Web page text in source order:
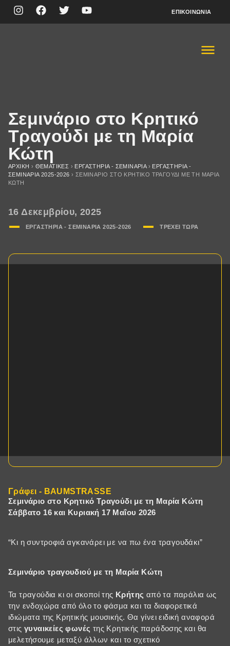
ΕΠΙΚΟΙΝΩΝΊΑ
Σεμινάριο στο Κρητικό
Τραγούδι με τη Μαρία
Κώτη
ΑΡΧΙΚΉ › ΘΕΜΑΤΙΚΈΣ › ΕΡΓΑΣΤΗΡΙΑ - ΣΕΜΙΝΑΡΙΑ› ΕΡΓΑΣΤΗΡΙΑ -
ΣΕΜΙΝΑΡΙA 2025-2026 › ΣΕΜΙΝΆΡΙΟ ΣΤΟ ΚΡΗΤΙΚΌ ΤΡΑΓΟΎΔΙ ΜΕ ΤΗ ΜΑΡΊΑ
ΚΏΤΗ
16 Δεκεμβρίου, 2025
ΕΡΓΑΣΤΗΡΙΑ - ΣΕΜΙΝΑΡΙA 2025-2026 ΤΡΈΧΕΙ ΤΏΡΑ
Γράφει - BAUMSTRASSE
Σεμινάριο στο Κρητικό Τραγούδι με τη Μαρία Κώτη
Σάββατο 16 και Κυριακή 17 Μαΐου 2026
“Κι η συντροφιά αγκανάρει με να πω ένα τραγουδάκι”
Σεμινάριο τραγουδιού με τη Μαρία Κώτη
Τα τραγούδια κι οι σκοποί της Κρήτης από τα παράλια ως
την ενδοχώρα από όλο το φάσμα και τα διαφορετικά
ιδιώματα της Κρητικής μουσικής. Θα γίνει ειδική αναφορά
στις γυναικείες φωνές της Κρητικής παράδοσης και θα
μελετήσουμε μεταξύ άλλων και το σχετικό